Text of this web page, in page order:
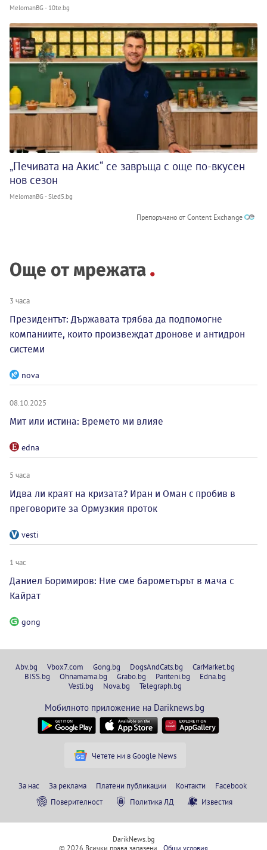
MelomanBG - 10te.bg
„Печивата на Акис“ се завръща с още по-вкусен
нов сезон
MelomanBG - Sled5.bg
Препоръчано от Content Exchange
Още от мрежата
3 часа
Президентът: Държавата трябва да подпомогне
компаниите, които произвеждат дронове и антидрон
системи
nova
08.10.2025
Мит или истина: Времето ми влияе
edna
5 часа
Идва ли краят на кризата? Иран и Оман с пробив в
преговорите за Ормузкия проток
vesti
1 час
Даниел Боримиров: Ние сме барометърът в мача с
Кайрат
gong
Abv.bg Vbox7.com Gong.bg DogsAndCats.bg
CarMarket.bg
BISS.bg
Ohnamama.bg Grabo.bg Pariteni.bg
Edna.bg
Vesti.bg
Nova.bg Telegraph.bg
Мобилното приложение на Dariknews.bg
Четете ни в Google News
За нас За реклама Платени публикации Контакти
Facebook
Поверителност
Политика ЛД Известия
DarikNews.bg
© 2026 Всички права запазени.
Общи условия